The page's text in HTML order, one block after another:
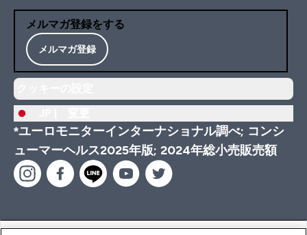
メルマガ登録をする
メルマガ登録
*ユーロモニターインターナショナル調べ; コンシ
ューマーヘルス2025年版; 2024年総小売販売額